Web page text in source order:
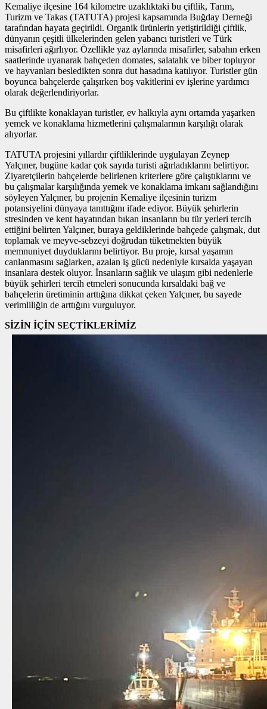
Kemaliye ilçesine 164 kilometre uzaklıktaki bu çiftlik, Tarım,
Turizm ve Takas (TATUTA) projesi kapsamında Buğday Derneği
tarafından hayata geçirildi. Organik ürünlerin yetiştirildiği çiftlik,
dünyanın çeşitli ülkelerinden gelen yabancı turistleri ve Türk
misafirleri ağırlıyor. Özellikle yaz aylarında misafirler, sabahın erken
saatlerinde uyanarak bahçeden domates, salatalık ve biber topluyor
ve hayvanları besledikten sonra dut hasadına katılıyor. Turistler gün
boyunca bahçelerde çalışırken boş vakitlerini ev işlerine yardımcı
olarak değerlendiriyorlar.
Bu çiftlikte konaklayan turistler, ev halkıyla aynı ortamda yaşarken
yemek ve konaklama hizmetlerini çalışmalarının karşılığı olarak
alıyorlar.
TATUTA projesini yıllardır çiftliklerinde uygulayan Zeynep
Yalçıner, bugüne kadar çok sayıda turisti ağırladıklarını belirtiyor.
Ziyaretçilerin bahçelerde belirlenen kriterlere göre çalıştıklarını ve
bu çalışmalar karşılığında yemek ve konaklama imkanı sağlandığını
söyleyen Yalçıner, bu projenin Kemaliye ilçesinin turizm
potansiyelini dünyaya tanıttığını ifade ediyor. Büyük şehirlerin
stresinden ve kent hayatından bıkan insanların bu tür yerleri tercih
ettiğini belirten Yalçıner, buraya geldiklerinde bahçede çalışmak, dut
toplamak ve meyve-sebzeyi doğrudan tüketmekten büyük
memnuniyet duyduklarını belirtiyor. Bu proje, kırsal yaşamın
canlanmasını sağlarken, azalan iş gücü nedeniyle kırsalda yaşayan
insanlara destek oluyor. İnsanların sağlık ve ulaşım gibi nedenlerle
büyük şehirleri tercih etmeleri sonucunda kırsaldaki bağ ve
bahçelerin üretiminin arttığına dikkat çeken Yalçıner, bu sayede
verimliliğin de arttığını vurguluyor.
SİZİN İÇİN SEÇTİKLERİMİZ